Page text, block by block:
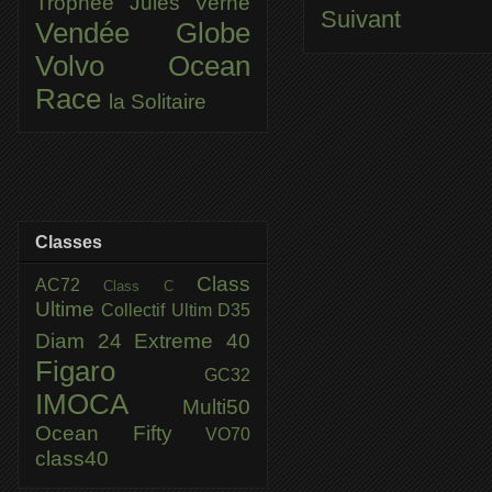
Suivant
Vendée Globe
Volvo Ocean
Race la Solitaire
Classes
AC72Class C Class
Ultime Collectif Ultim D35
Diam 24 Extreme 40
Figaro GC32
IMOCA
Multi50
Ocean Fifty
VO70
class40